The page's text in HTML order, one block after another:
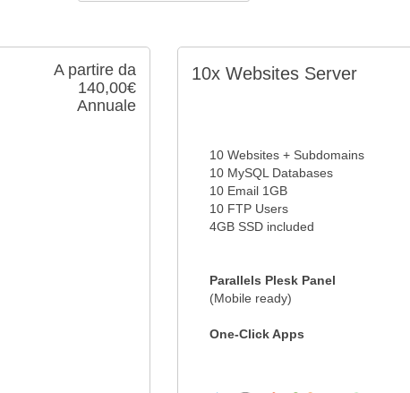
A partire da
140,00€
Annuale
10x Websites Server
10 Websites + Subdomains
10 MySQL Databases
10 Email 1GB
10 FTP Users
4GB SSD included
Parallels Plesk Panel
(Mobile ready)
One-Click Apps